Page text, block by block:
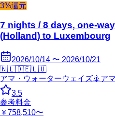
3%還元
7 nights / 8 days, one-
(Holland) to Luxembourg
2026/10/14 〜 2026/10/21
🇳🇱🇩🇪🇱🇺
アマ・ウォーターウェイズ🚢 ア
3.5
参考料金
￥758,510〜